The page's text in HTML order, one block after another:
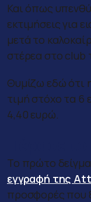
Και όπως
εκτιμήσεις για
μετά το
στέρεα στο club
Θυμίζω εδώ ότι
τιμή στόχο τα 6
4,40 ευρώ.
Το πρώτο δείγμα
εγγραφή της
προσφορές που